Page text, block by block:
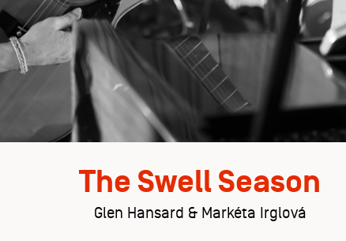
The Swell Season
Glen Hansard & Markéta Irglová